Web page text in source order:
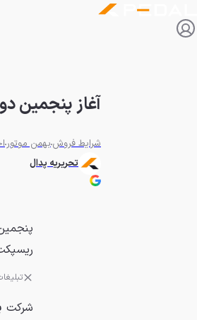
آغاز پنجمین
شرایط فروشبهمن موتور
تحریریه پدال
ریسپکت تیپ ۲ با
شرکت